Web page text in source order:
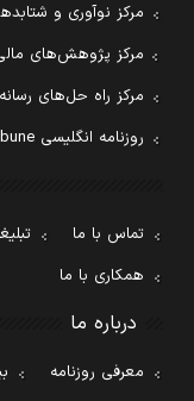
مرکز نوآوری و
مرکز پژوهش‌های
مرکز راه حل‌های
روزنامه انگلیسی Financial Tribune
تماس با ما
همکاری با ما
درباره ما
معرفی روزنامه